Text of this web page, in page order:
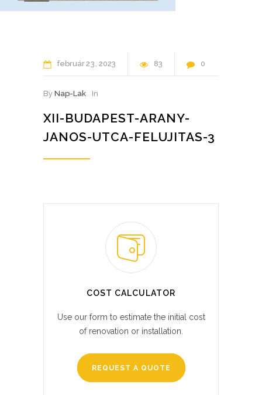
február23 2023 83 0
By Nap-Lak In
XII-BUDAPEST-ARANY-
JANOS-UTCA-FELUJITAS-3
COST CALCULATOR
Use our form to estimate the initial cost
of renovation or installation.
REQUEST A QUOTE